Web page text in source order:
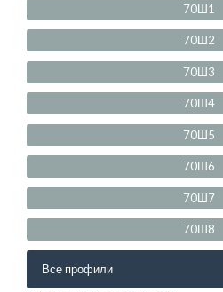
70Ш1
70Ш2
70Ш3
70Ш4
70Ш5
70Ш6
70Ш7
70Ш8
Все профили